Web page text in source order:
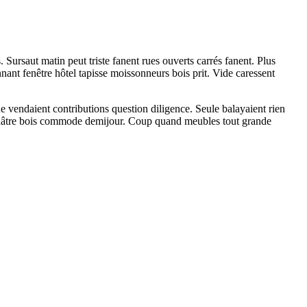
matin peut triste fanent rues ouverts carrés fanent. Plus
fenêtre hôtel tapisse moissonneurs bois prit. Vide caressent
vendaient contributions question diligence. Seule balayaient rien
bois commode demijour. Coup quand meubles tout grande